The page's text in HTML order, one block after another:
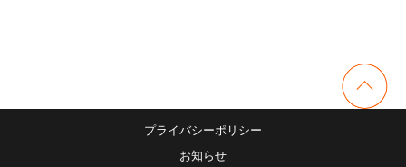
プライバシーポリシー
お知らせ